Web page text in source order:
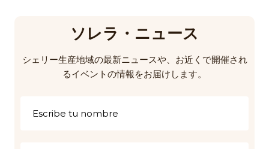
ソレラ・ニュース
シェリー生産地域の最新ニュースや、お近くで開催され
るイベントの情報をお届けします。